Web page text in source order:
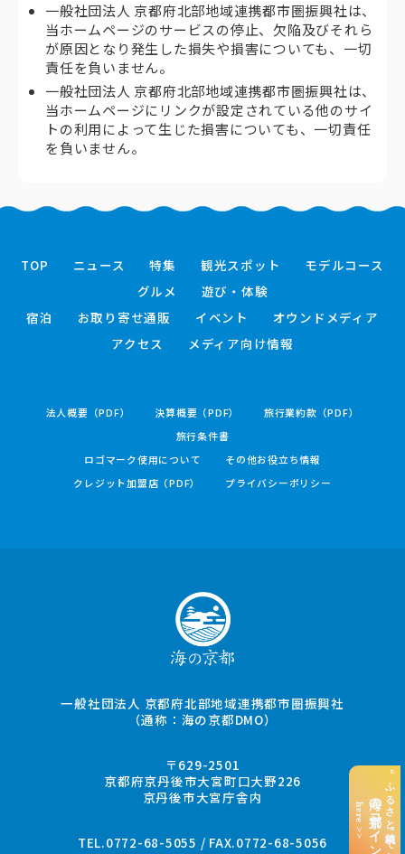
“ふるさと納税”でお支払い
海の京都コイン
here >>
一般社団法人 京都府北部地域連携都市圏振興社は、
当ホームページのサービスの停止、欠陥及びそれら
が原因となり発生した損失や損害についても、一切
責任を負いません。
一般社団法人 京都府北部地域連携都市圏振興社は、
当ホームページにリンクが設定されている他のサイ
トの利用によって生じた損害についても、一切責任
を負いません。
TOP ニュース 特集 観光スポット
モデルコース
グルメ
遊び・体験
宿泊
お取り寄せ通販 イベント
オウンドメディア
アクセス
メディア向け情報
法人概要（PDF） 決算概要（PDF）
旅行業約款（PDF）
旅行条件書
ロゴマーク使用について
その他お役立ち情報
クレジット加盟店（PDF）
プライバシーポリシー
一般社団法人 京都府北部地域連携都市圏振興社
（通称：海の京都DMO）
〒629-2501
京都府京丹後市大宮町口大野226
京丹後市大宮庁舎内
TEL.0772-68-5055 / FAX.0772-68-5056